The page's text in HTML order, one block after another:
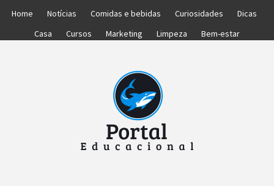
Home Notícias Comidas e bebidas Curiosidades
Dicas
Casa
Cursos Marketing Limpeza Bem-estar